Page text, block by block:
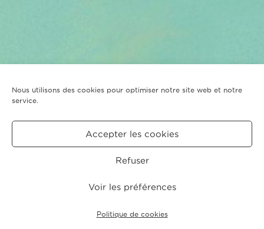
Nous utilisons des cookies pour optimiser notre site web et notre
service.
Accepter les cookies
Refuser
Voir les préférences
Politique de cookies